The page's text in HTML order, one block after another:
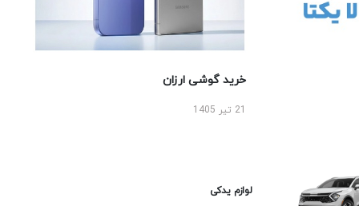
خرید گوشی ارزان
لوازم یدکی